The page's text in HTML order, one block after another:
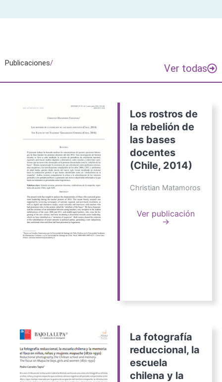
Publicaciones/ Ver todas
Los rostros de
la rebelión de
las bases
docentes
(Chile, 2014)
Christian Matamoros
Ver publicación
→
La fotografía
reduccional, la
escuela
chilena y la